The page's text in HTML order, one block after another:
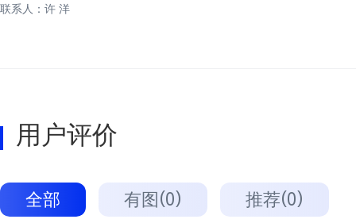
联系人：许 洋
用户评价
全部 有图(0) 推荐(0)